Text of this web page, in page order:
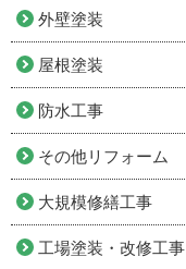
外壁塗装
屋根塗装
防水工事
その他リフォーム
大規模修繕工事
工場塗装・改修工事